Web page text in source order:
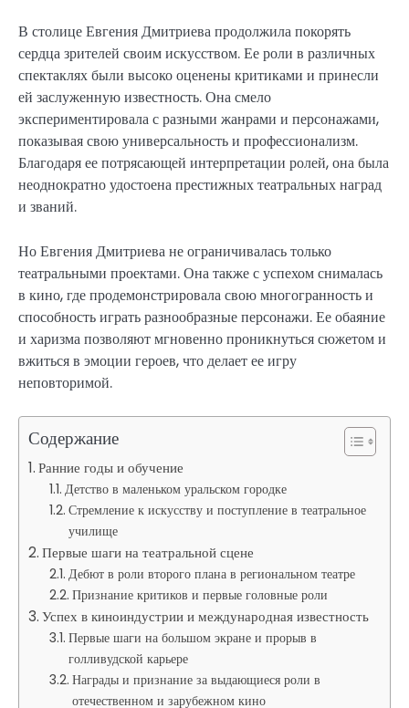
В столице Евгения Дмитриева продолжила покорять
сердца зрителей своим искусством. Ее роли в различных
спектаклях были высоко оценены критиками и принесли
ей заслуженную известность. Она смело
экспериментировала с разными жанрами и персонажами,
показывая свою универсальность и профессионализм.
Благодаря ее потрясающей интерпретации ролей, она была
неоднократно удостоена престижных театральных наград
и званий.
Но Евгения Дмитриева не ограничивалась только
театральными проектами. Она также с успехом снималась
в кино, где продемонстрировала свою многогранность и
способность играть разнообразные персонажи. Ее обаяние
и харизма позволяют мгновенно проникнуться сюжетом и
вжиться в эмоции героев, что делает ее игру
неповторимой.
Содержание
Ранние годы и обучение
Детство в маленьком уральском городке
Стремление к искусству и поступление в театральное
училище
Первые шаги на театральной сцене
Дебют в роли второго плана в региональном театре
Признание критиков и первые головные роли
Успех в киноиндустрии и международная известность
Первые шаги на большом экране и прорыв в
голливудской карьере
Награды и признание за выдающиеся роли в
отечественном и зарубежном кино